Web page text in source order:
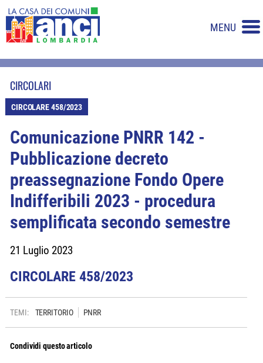
MENU
CIRCOLARI
CIRCOLARE 458/2023
Comunicazione PNRR 142 -
Pubblicazione decreto
preassegnazione Fondo Opere
Indifferibili 2023 - procedura
semplificata secondo semestre
21 Luglio 2023
CIRCOLARE 458/2023
TEMI: TERRITORIO PNRR
Condividi questo articolo